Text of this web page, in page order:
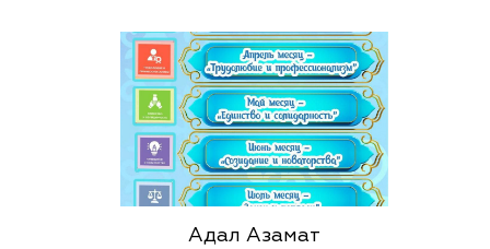
Адал Азамат